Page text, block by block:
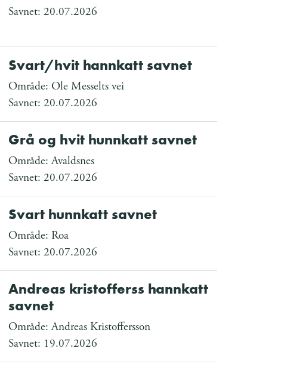
Savnet: 20.07.2026
Svart/hvit hannkatt savnet
Område: Ole Messelts vei
Savnet: 20.07.2026
Grå og hvit hunnkatt savnet
Område: Avaldsnes
Savnet: 20.07.2026
Svart hunnkatt savnet
Område: Roa
Savnet: 20.07.2026
Andreas kristofferss hannkatt
savnet
Område: Andreas Kristoffersson
Savnet: 19.07.2026